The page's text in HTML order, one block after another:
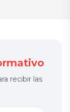
recibir las